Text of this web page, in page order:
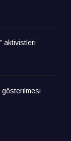
aktivistleri
gösterilmesi